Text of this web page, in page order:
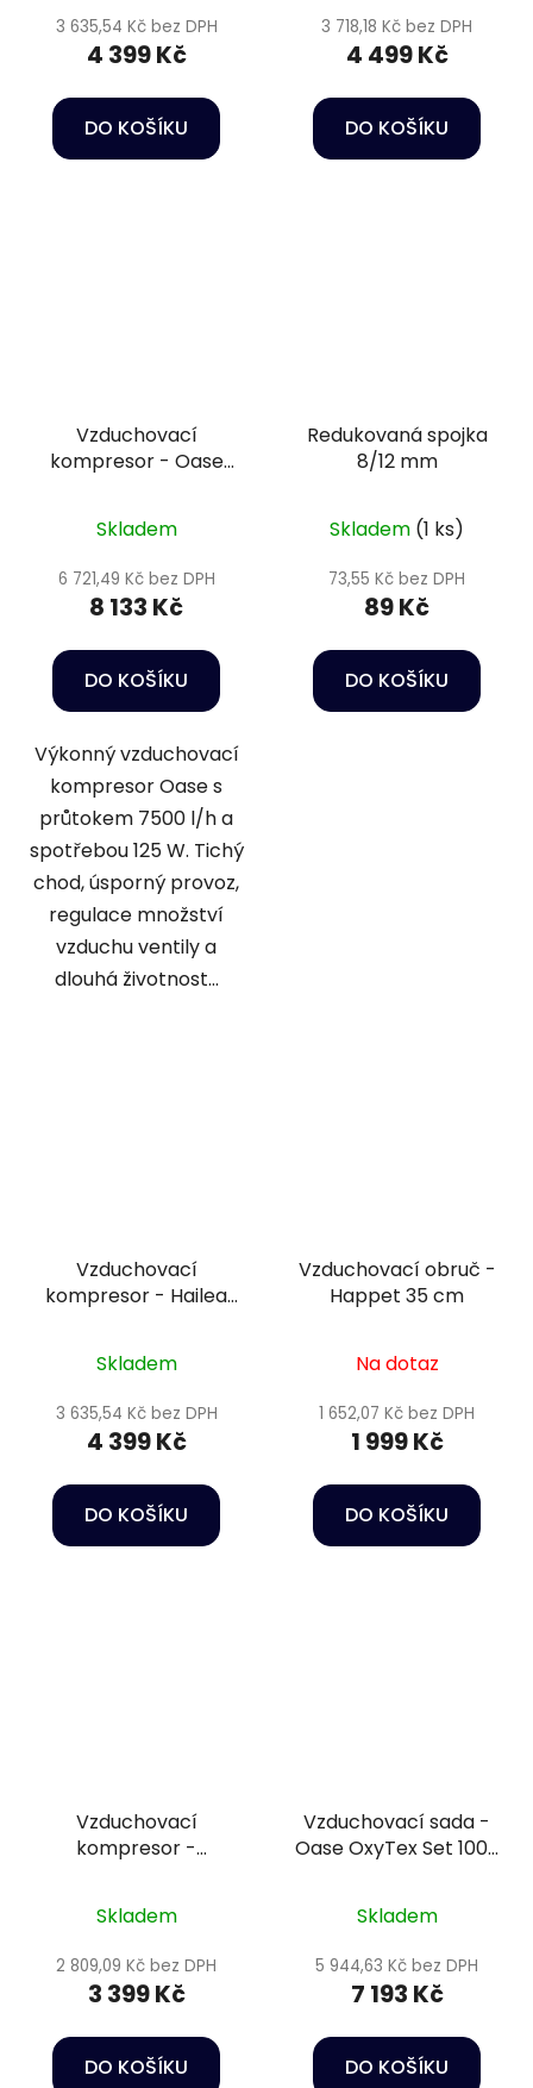
3 635,54 Kč bez DPH
4 399 Kč
DO KOŠÍKU
3 718,18 Kč bez DPH
4 499 Kč
DO KOŠÍKU
Vzduchovací
kompresor - Oase
Skladem
6 721,49 Kč bez DPH
8 133 Kč
DO KOŠÍKU
Výkonný vzduchovací
kompresor Oase s
průtokem 7500 l/h a
spotřebou 125 W. Tichý
chod, úsporný provoz,
regulace množství
vzduchu ventily a
dlouhá životnost...
Redukovaná spojka
8/12 mm
Skladem (1 ks)
73,55 Kč bez DPH
89 Kč
DO KOŠÍKU
Vzduchovací
kompresor - Hailea
Skladem
3 635,54 Kč bez DPH
4 399 Kč
DO KOŠÍKU
Vzduchovací obruč -
Happet 35 cm
Na dotaz
1 652,07 Kč bez DPH
1 999 Kč
DO KOŠÍKU
Vzduchovací
kompresor -
Skladem
2 809,09 Kč bez DPH
3 399 Kč
DO KOŠÍKU
Vzduchovací sada -
Oase OxyTex Set 1000
Skladem
5 944,63 Kč bez DPH
7 193 Kč
DO KOŠÍKU